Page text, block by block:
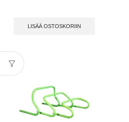
LISÄÄ OSTOSKORIIN